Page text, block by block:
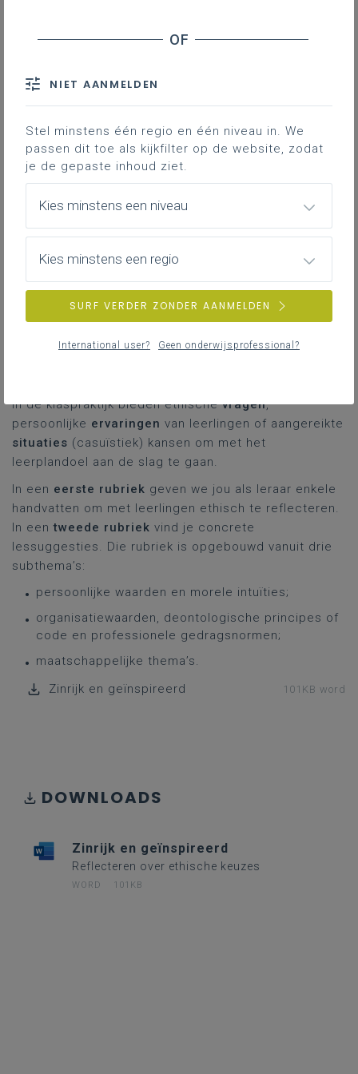
Downloads
Ethisch reflecteren over keuzes moet je
perspectieven vind je suggesties om met
leerlingen over ethische vragen of keuzes
te reflecteren. Bovendien vind je diverse
didactische werkvormen en lessuggesties
taal over het subthema te verwerven (een
talig kader ontwikkelen).
Gekoppelde leerplannen
In de klaspraktijk bieden ethischevragen,
persoonlijke ervaringen van leerlingen of aangereikte
situaties (casuïstiek) kansen om met het
leerplandoel aan de slag te gaan.
In een eerste rubriek geven we jou als leraar enkele
handvatten om met leerlingen ethisch te reflecteren.
In eentweede rubriek vind je concrete
lessuggesties. Die rubriek is opgebouwd vanuit drie
subthema’s:
persoonlijke waarden en morele intuïties;
organisatiewaarden, deontologische principes of
code en professionele gedragsnormen;
maatschappelijke thema’s.
Zinrijk en geïnspireerd
101KB word
DOWNLOADS
Zinrijk en geïnspireerd
Reflecteren over ethische keuzes
WORD 101KB
NIET AANMELDEN
Stel minstens één regio en één niveau in. We
passen dit toe als kijkfilter op de website, zodat
je de gepaste inhoud ziet.
Kies minstens een niveau
Kies minstens een regio
SURF VERDER ZONDER AANMELDEN
International user? Geen onderwijsprofessional?